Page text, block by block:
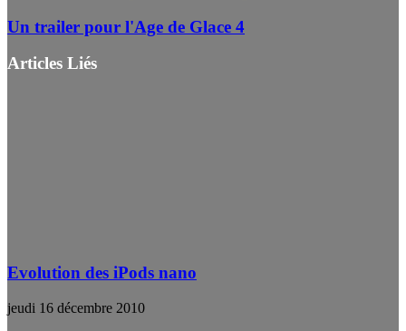
Un trailer pour l'Age de Glace 4
Articles Liés
Evolution des iPods nano
jeudi 16 décembre 2010